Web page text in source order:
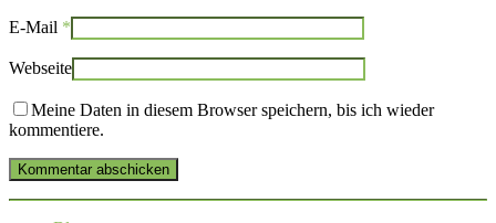
E-Mail *
Webseite
Meine Daten in diesem Browser speichern, bis ich wieder
kommentiere.
Kommentar abschicken